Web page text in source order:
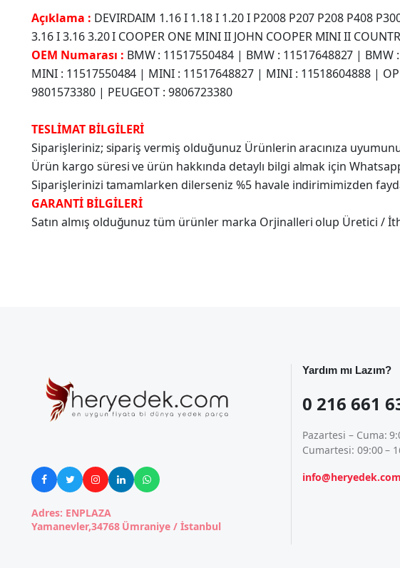
Açıklama : DEVIRDAIM 1.16 I 1.18 I 1.20 I P2008 P207 P208 P408
3.16 I 3.16 3.20 I COOPER ONE MINI II JOHN COOPER MINI II
OEM Numarası : BMW : 11517550484 | BMW : 11517648827 | BMW
MINI : 11517550484 | MINI : 11517648827 | MINI : 11518604888 |
9801573380 | PEUGEOT : 9806723380
TESLİMAT BİLGİLERİ
Siparişleriniz; sipariş vermiş olduğunuz Ürünlerin aracınıza
Ürün kargo süresi ve ürün hakkında detaylı bilgi almak için
Siparişlerinizi tamamlarken dilerseniz %5 havale indirimimizden
GARANTİ BİLGİLERİ
Satın almış olduğunuz tüm ürünler marka Orjinalleri olup Üretici /
    
Adres: ENPLAZA
Yamanevler,34768 Ümraniye / İstanbul
Yardım mı Lazım?
0 216 661
Pazartesi – Cuma:
Cumartesi: 09:00 –
info@heryedek.com